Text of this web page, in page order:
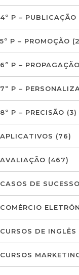
4º P – PUBLICAÇÃO
5º P – PROMOÇÃO
6º P – PROPAGAÇÃO
7º P –
8º P – PRECISÃO (3)
APLICATIVOS (76)
AVALIAÇÃO (467)
CASOS DE
COMÉRCIO
CURSOS DE INGLÊS
CURSOS